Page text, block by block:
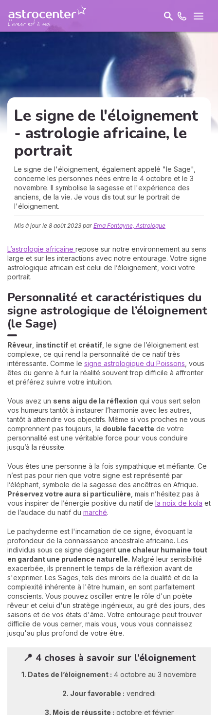
Le signe de l'éloignement
- astrologie africaine, le
portrait
Le signe de l'éloignement, également appelé "le Sage",
concerne les personnes nées entre le 4 octobre et le 3
novembre. Il symbolise la sagesse et l'expérience des
anciens, de la vie. Je vous dis tout sur le portrait de
l'éloignement.
Mis à jour le 8 août 2023 par Ema Fontayne, Astrologue
L’astrologie africaine repose sur notre environnement au sens
large et sur les interactions avec notre entourage. Votre signe
astrologique africain est celui de l’éloignement, voici votre
portrait.
Personnalité et caractéristiques du
signe astrologique de l’éloignement
(le Sage)
Rêveur instinctif et créatif , le signe de l’éloignement est
complexe, ce qui rend la personnalité de ce natif très
intéressante. Comme le signe astrologique du Poissons , vous
êtes du genre à fuir la réalité souvent trop difficile à affronter
et préférez suivre votre intuition.
Vous avez un sens aigu de la réflexion qui vous sert selon
vos humeurs tantôt à instaurer l’harmonie avec les autres,
tantôt à atteindre vos objectifs. Même si vos proches ne vous
comprennent pas toujours, la double facette de votre
personnalité est une véritable force pour vous conduire
jusqu’à la réussite.
Vous êtes une personne à la fois sympathique et méfiante. Ce
n’est pas pour rien que votre signe est représenté par
l’éléphant, symbole de la sagesse des ancêtres en Afrique.
Préservez votre aura si particulière , mais n’hésitez pas à
vous inspirer de l’énergie positive du natif de la noix de kola et
de l’audace du natif du marché.
Le pachyderme est l'incarnation de ce signe, évoquant la
profondeur de la connaissance ancestrale africaine. Les
individus sous ce signe dégagent une chaleur humaine tout
en gardant une prudence naturelle. Malgré leur sensibilité
exacerbée, ils prennent le temps de la réflexion avant de
s'exprimer. Les Sages, tels des miroirs de la dualité et de la
complexité inhérente à l'être humain, en sont parfaitement
conscients. Vous pouvez osciller entre le rôle d'un poète
rêveur et celui d'un stratège ingénieux, au gré des jours, des
saisons et de vos états d'âme. Votre entourage peut trouver
difficile de vous cerner, mais vous, vous vous connaissez
jusqu'au plus profond de votre être.
📍 4 choses à savoir sur l’éloignement
1. Dates de l’éloignement : 4 octobre au 3 novembre
2. Jour favorable : vendredi
3. Mois de réussite : octobre et février